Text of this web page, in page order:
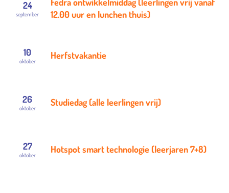
24
september
12.00 uur en lunchen thuis)
10
oktober
Herfstvakantie
26
oktober
Studiedag (alle leerlingen vrij)
27
oktober
Hotspot smart technologie (leerjaren 7+8)